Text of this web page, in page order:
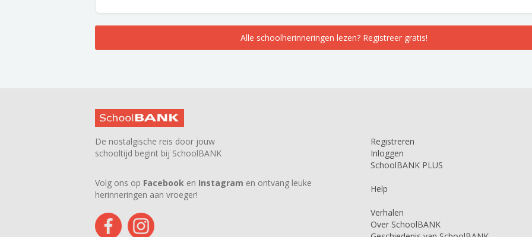
Alle schoolherinneringen lezen? Registreer gratis!
De nostalgische reis door jouw
schooltijd begint bij SchoolBANK
Volg ons op Facebook en Instagram en ontvang leuke
herinneringen aan vroeger!
Registreren
Inloggen
SchoolBANK PLUS
Help
Verhalen
Over SchoolBANK